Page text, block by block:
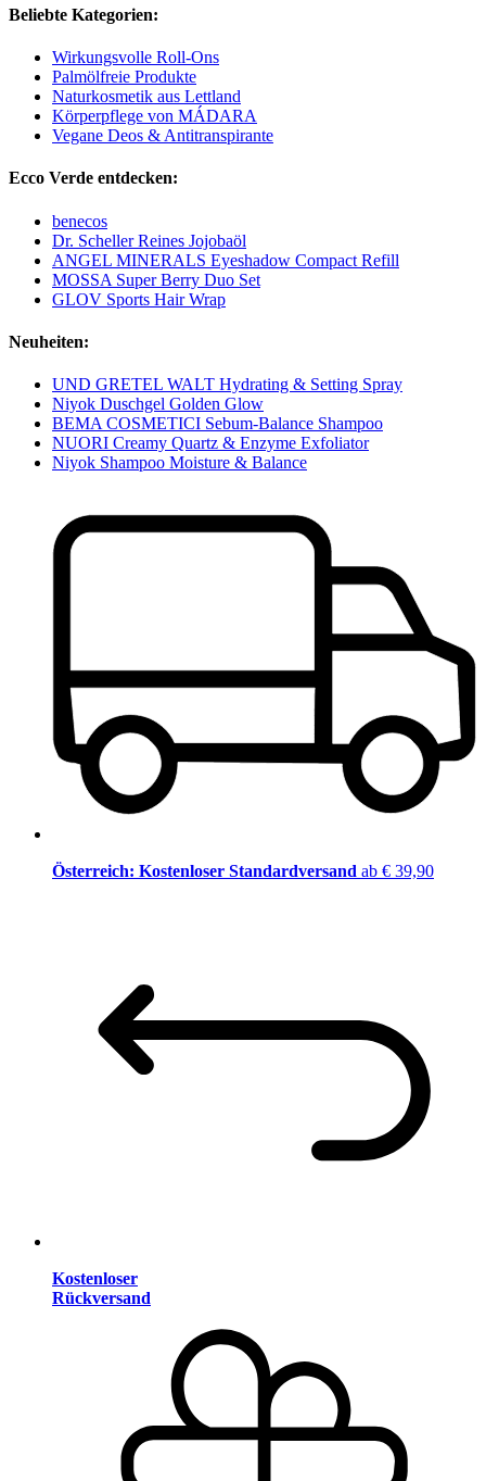
Beliebte Kategorien:
Wirkungsvolle Roll-Ons
Palmölfreie Produkte
Naturkosmetik aus Lettland
Körperpflege von MÁDARA
Vegane Deos & Antitranspirante
Ecco Verde entdecken:
benecos
Dr. Scheller Reines Jojobaöl
ANGEL MINERALS Eyeshadow Compact Refill
MOSSA Super Berry Duo Set
GLOV Sports Hair Wrap
Neuheiten:
UND GRETEL WALT Hydrating & Setting Spray
Niyok Duschgel Golden Glow
BEMA COSMETICI Sebum-Balance Shampoo
NUORI Creamy Quartz & Enzyme Exfoliator
Niyok Shampoo Moisture & Balance
Österreich: Kostenloser Standardversand ab € 39,90
Kostenloser
Rückversand